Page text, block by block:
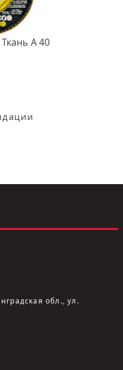
A 40
обл., ул.